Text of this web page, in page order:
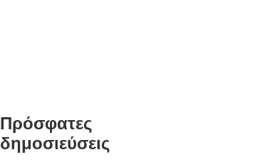
Πρόσφατες
δημοσιεύσεις